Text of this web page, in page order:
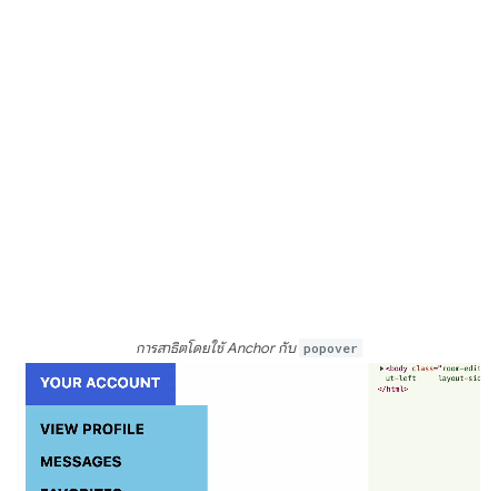
การสาธิตโดยใช้ Anchor กับ popover